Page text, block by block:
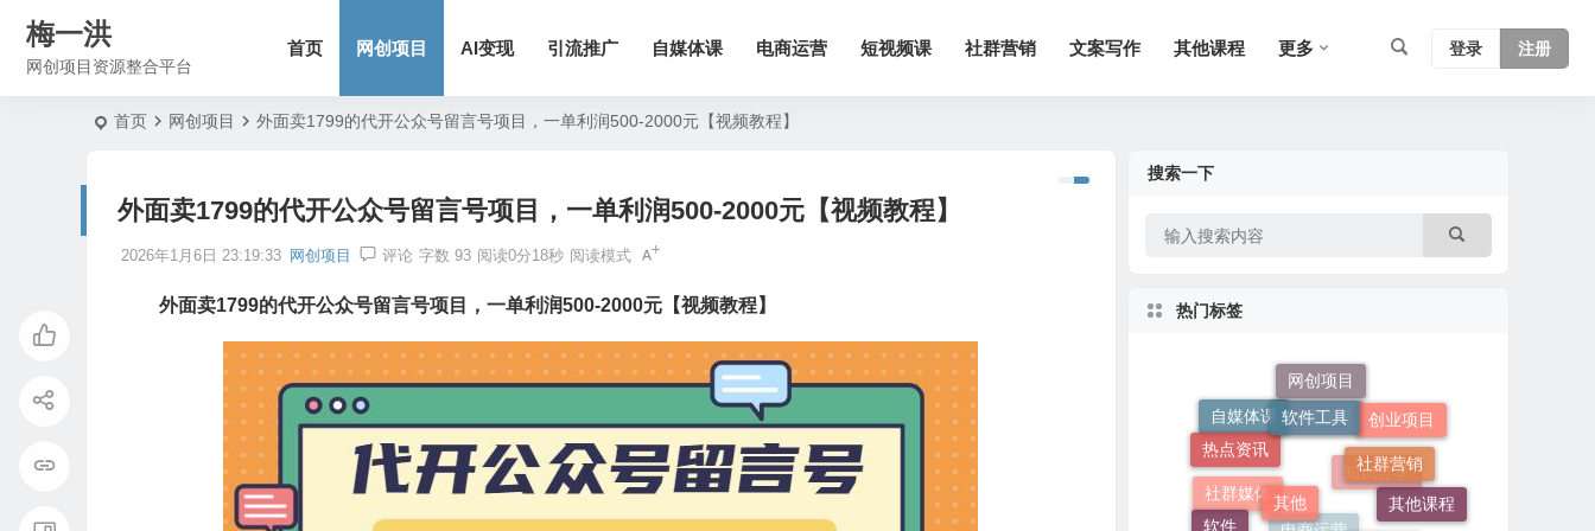
梅一洪
网创项目资源整合平台
首页 网创项目 AI变现 引流推广 自媒体课 电商运营 短视频课 社群营销 文案写作 其他课程 更多 登录 注册
首页 网创项目 外面卖1799的代开公众号留言号项目，一单利润500-2000元【视频教程】
外面卖1799的代开公众号留言号项目，一单利润500-2000元【视频教程】
2026年1月6日 23:19:33 网创项目 评论 字数 93 阅读0分18秒 阅读模式
外面卖1799的代开公众号留言号项目，一单利润500-2000元【视频教程】
搜索一下
热门标签
短视频课
知识分享
社群媒体
自媒体课
网创项目
创业项目
其他课程
软件
热点资讯
软件工具
社群营销
AI变现